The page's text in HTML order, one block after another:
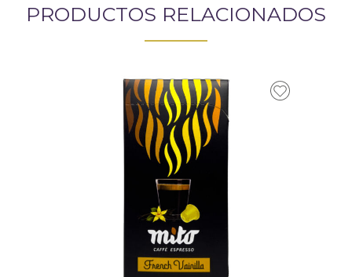
PRODUCTOS RELACIONADOS